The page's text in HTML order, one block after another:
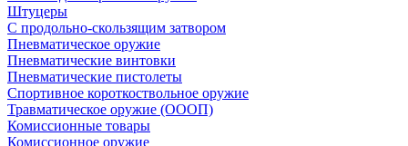
Штуцеры
С продольно-скользящим затвором
Пневматическое оружие
Пневматические винтовки
Пневматические пистолеты
Спортивное короткоствольное оружие
Травматическое оружие (ОООП)
Комиссионные товары
Комиссионное оружие